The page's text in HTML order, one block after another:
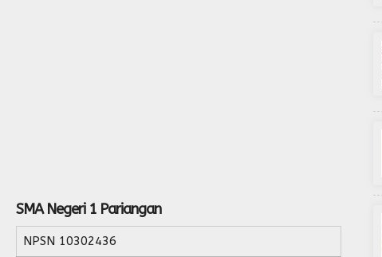
SMA Negeri 1 Pariangan
NPSN 10302436